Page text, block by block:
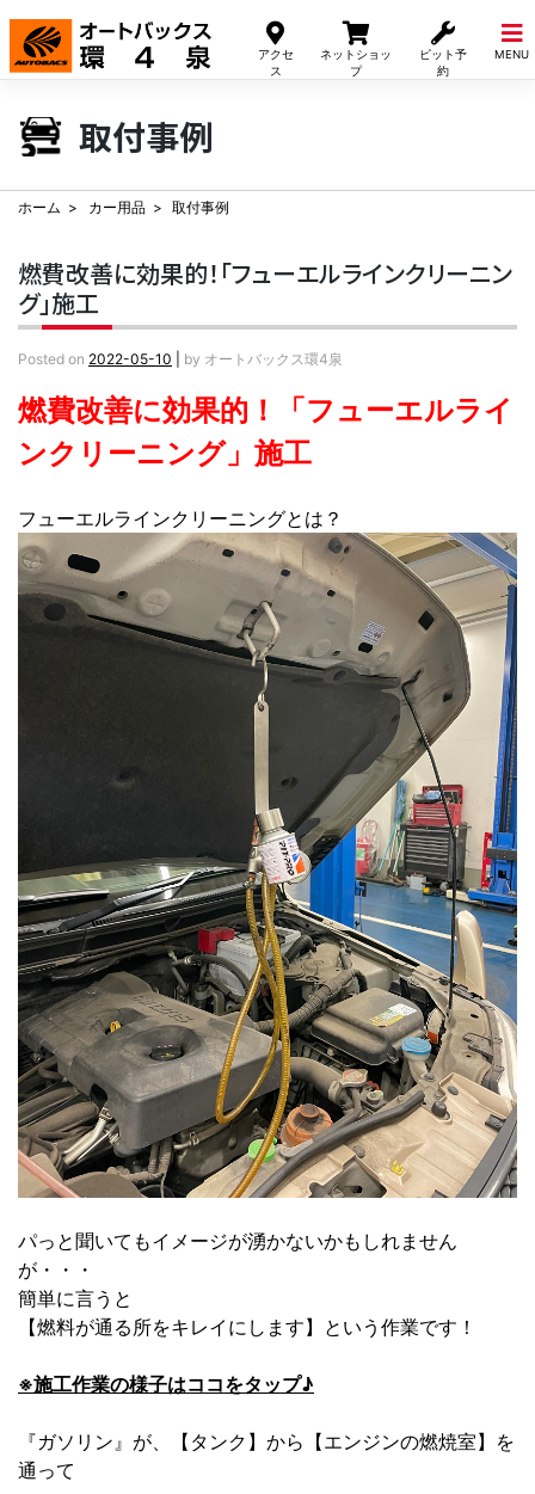
アクセ
ス
ネットショッ
プ
ピット予
約
MENU
Skip
content
取付事例
ホーム カー用品 取付事例
燃費改善に効果的！「フューエルラインクリーニン
グ」施工
Posted on 2022-05-10 by オートバックス環4泉
燃費改善に効果的！「フューエルライ
ンクリーニング」施工
フューエルラインクリーニングとは？
パっと聞いてもイメージが湧かないかもしれません
が・・・
簡単に言うと
【燃料が通る所をキレイにします】という作業です！
※施工作業の様子はココをタップ♪
『ガソリン』が、【タンク】から【エンジンの燃焼室】を
通って